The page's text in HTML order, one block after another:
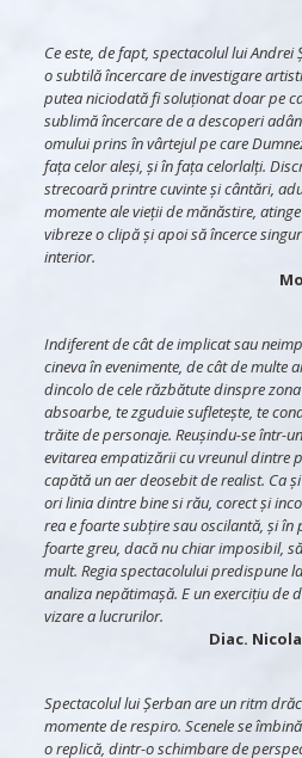
Ce este, de fapt, spectacolul lui
o subtilă încercare de investigare
putea niciodată fi soluționat doar pe
sublimă încercare de a descoperi
omului prins în vârtejul pe care
fața celor aleși, și în fața celorlalți.
strecoară printre cuvinte și cântări,
momente ale vieții de mănăstire,
vibreze o clipă și apoi să încerce
interior.
Indiferent de cât de implicat sau
cineva în evenimente, de cât de multe
dincolo de cele răzbătute dinspre
absoarbe, te zguduie sufletește, te
trăite de personaje. Reușindu-se într-
evitarea empatizării cu vreunul dintre
capătă un aer deosebit de realist. Ca
ori linia dintre bine si rău, corect și
rea e foarte subțire sau oscilantă, și în
foarte greu, dacă nu chiar imposibil,
mult. Regia spectacolului predispune
analiza nepătimașă. E un exercițiu de
vizare a lucrurilor.
Diac.
Spectacolul lui Șerban are un ritm
momente de respiro. Scenele se
o replică, dintr-o schimbare de